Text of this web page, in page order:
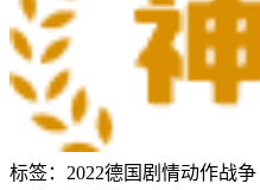
标签： 2022德国 剧情动作战争